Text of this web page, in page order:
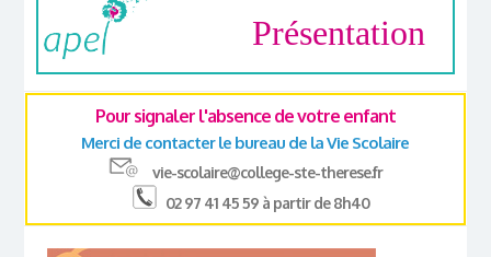
Présentation
Pour signaler l'absence de votre enfant
Merci de contacter le bureau de la Vie Scolaire
vie-scolaire@college-ste-therese.fr
02 97 41 45 59 à partir de 8h40